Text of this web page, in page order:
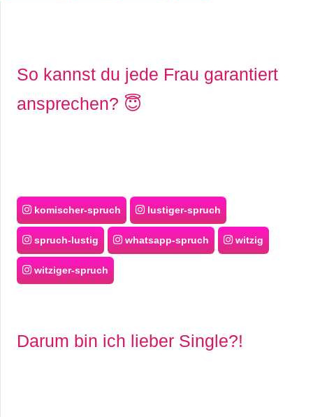
m
So kannst du jede Frau garantiert
ansprechen? 😇
komischer-spruch lustiger-spruch
spruch-lustig whatsapp-spruch witzig
witziger-spruch
Darum bin ich lieber Single?!